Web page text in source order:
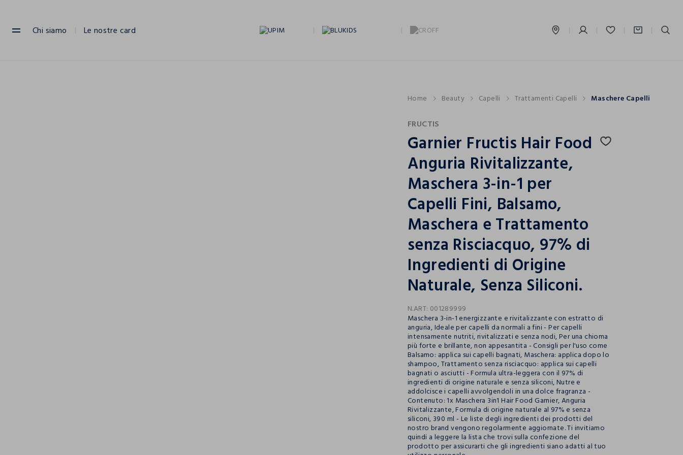
Chi siamo Le nostre card
Home Beauty Capelli Trattamenti Capelli Maschere Capelli
FRUCTIS
Garnier Fructis Hair Food
Anguria Rivitalizzante,
Maschera 3-in-1 per
Capelli Fini, Balsamo,
Maschera e Trattamento
senza Risciacquo, 97% di
Ingredienti di Origine
Naturale, Senza Siliconi.
N.ART: 001289999
Maschera 3-in-1 energizzante e rivitalizzante con estratto di
anguria, Ideale per capelli da normali a fini - Per capelli
intensamente nutriti, rivitalizzati e senza nodi, Per una chioma
più forte e brillante, non appesantita - Consigli per l'uso come
Balsamo: applica sui capelli bagnati, Maschera: applica dopo lo
shampoo, Trattamento senza risciacquo: applica sui capelli
bagnati o asciutti - Formula ultra-leggera con il 97% di
ingredienti di origine naturale e senza siliconi, Nutre e
addolcisce i capelli avvolgendoli in una dolce fragranza -
Contenuto: 1x Maschera 3in1 Hair Food Garnier, Anguria
Rivitalizzante, Formula di origine naturale al 97% e senza
siliconi, 390 ml - Le liste degli ingredienti dei prodotti del
nostro brand vengono regolarmente aggiornate. Ti invitiamo
quindi a leggere la lista che trovi sulla confezione del
prodotto per assicurarti che gli ingredienti siano adatti al tuo